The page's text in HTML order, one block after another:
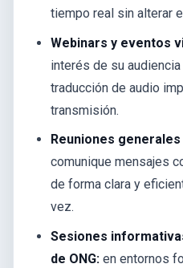
tiempo real sin alterar
Webinars y eventos
interés de su
traducción de audio
transmisión.
Reuniones
comunique mensajes
de forma clara y
vez.
Sesiones
de ONG: en entornos